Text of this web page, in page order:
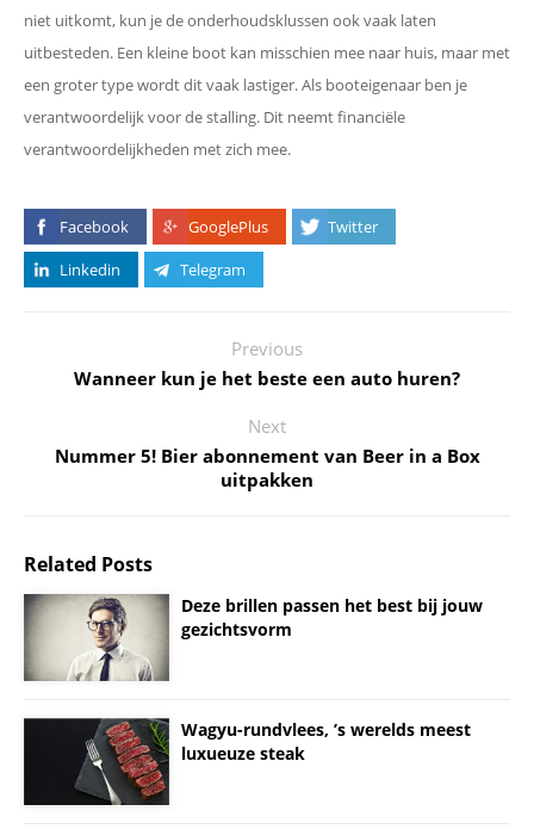
niet uitkomt, kun je de onderhoudsklussen ook vaak laten
uitbesteden. Een kleine boot kan misschien mee naar huis, maar met
een groter type wordt dit vaak lastiger. Als booteigenaar ben je
verantwoordelijk voor de stalling. Dit neemt financiële
verantwoordelijkheden met zich mee.
Facebook GooglePlus
Twitter
Linkedin
Telegram
Previous
Wanneer kun je het beste een auto huren?
Next
Nummer 5! Bier abonnement van Beer in a Box
uitpakken
Related Posts
Deze brillen passen het best bij jouw
gezichtsvorm
Wagyu-rundvlees, ’s werelds meest
luxueuze steak